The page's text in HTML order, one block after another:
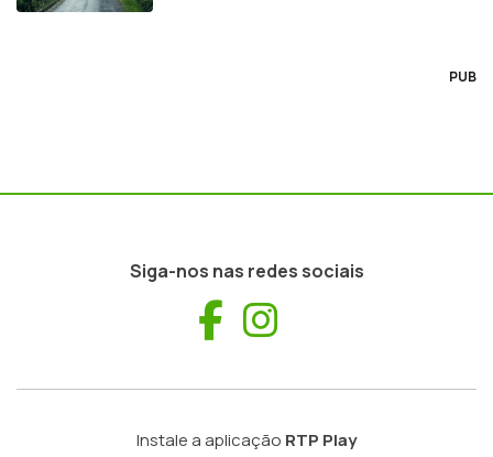
PUB
Siga-nos nas redes sociais
Facebook
Instale a aplicação RTP Play